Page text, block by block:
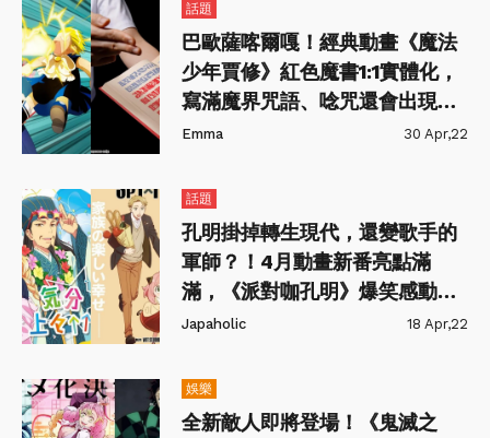
話題
巴歐薩喀爾嘎！經典動畫《魔法
少年賈修》紅色魔書1:1實體化，
寫滿魔界咒語、唸咒還會出現發
光特效
Emma 30 Apr,22
話題
孔明掛掉轉生現代，還變歌手的
軍師？！4月動畫新番亮點滿
滿，《派對咖孔明》爆笑感動超
夯！
Japaholic 18 Apr,22
娛樂
全新敵人即將登場！《鬼滅之